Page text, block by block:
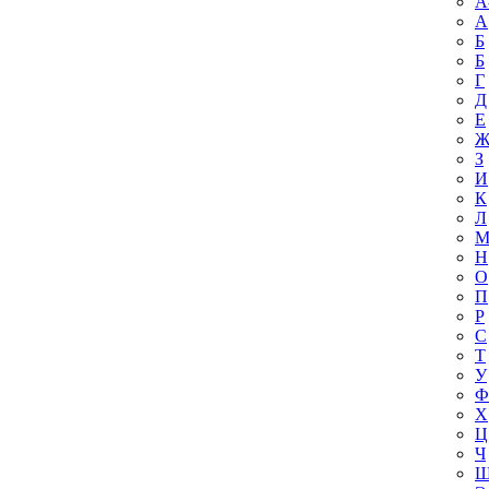
А
Б
Б
Г
Д
Е
Ж
З
И
К
Л
М
Н
О
П
Р
С
Т
У
Ф
Х
Ц
Ч